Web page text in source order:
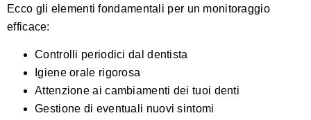
Ecco gli elementi fondamentali per un monitoraggio
efficace:
Controlli periodici dal dentista
Igiene orale rigorosa
Attenzione ai cambiamenti dei tuoi denti
Gestione di eventuali nuovi sintomi